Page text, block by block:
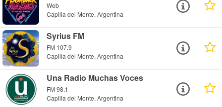
Web
Capilla del Monte, Argentina
Syrius FM
FM 107.9
Capilla del Monte, Argentina
Una Radio Muchas Voces
FM 98.1
Capilla del Monte, Argentina